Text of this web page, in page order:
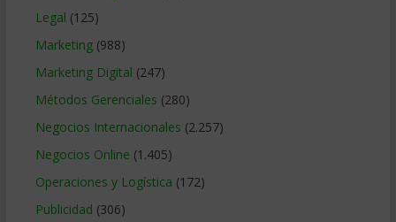
Legal (125)
Marketing(988)
Marketing Digital (247)
Métodos Gerenciales (280)
Negocios Internacionales (2.257)
Negocios Online (1.405)
Operaciones y Logística (172)
Publicidad (306)